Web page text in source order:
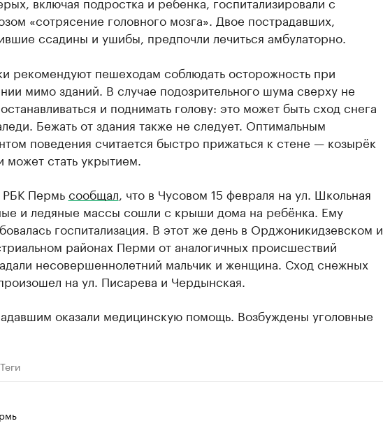
«сотрясение головного мозга». Двое пострадавших,
ссадины и ушибы, предпочли лечиться амбулаторно.
рекомендуют пешеходам соблюдать осторожность при
мимо зданий. В случае подозрительного шума сверху не
и поднимать голову: это может быть сход снега
Бежать от здания также не следует. Оптимальным
поведения считается быстро прижаться к стене — козырёк
стать укрытием.
РБК Пермьсообщал , что в Чусовом 15 февраля на ул. Школьная
и ледяные массы сошли с крыши дома на ребёнка. Ему
госпитализация. В этот же день в Орджоникидзевском и
районах Перми от аналогичных происшествий
несовершеннолетний мальчик и женщина. Сход снежных
на ул. Писарева и Чердынская.
оказали медицинскую помощь. Возбуждены уголовные
Теги